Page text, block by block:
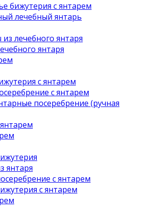
бижутерия с янтарем
лечебный янтарь
из лечебного янтаря
янтаря
с янтарем
с янтарем
посеребрение (ручная
янтаря
с янтарем
с янтарем